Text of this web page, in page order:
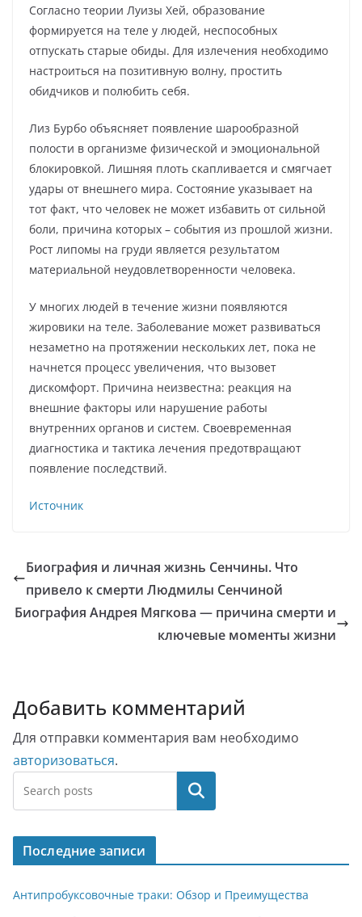
Согласно теории Луизы Хей, образование
формируется на теле у людей, неспособных
отпускать старые обиды. Для излечения необходимо
настроиться на позитивную волну, простить
обидчиков и полюбить себя.
Лиз Бурбо объясняет появление шарообразной
полости в организме физической и эмоциональной
блокировкой. Лишняя плоть скапливается и смягчает
удары от внешнего мира. Состояние указывает на
тот факт, что человек не может избавить от сильной
боли, причина которых – события из прошлой жизни.
Рост липомы на груди является результатом
материальной неудовлетворенности человека.
У многих людей в течение жизни появляются
жировики на теле. Заболевание может развиваться
незаметно на протяжении нескольких лет, пока не
начнется процесс увеличения, что вызовет
дискомфорт. Причина неизвестна: реакция на
внешние факторы или нарушение работы
внутренних органов и систем. Своевременная
диагностика и тактика лечения предотвращают
появление последствий.
Источник
Биография и личная жизнь Сенчины. Что
привело к смерти Людмилы Сенчиной
Биография Андрея Мягкова — причина смерти и
ключевые моменты жизни
Добавить комментарий
Для отправки комментария вам необходимо
авторизоваться.
Поиск
Последние записи
Антипробуксовочные траки: Обзор и Преимущества